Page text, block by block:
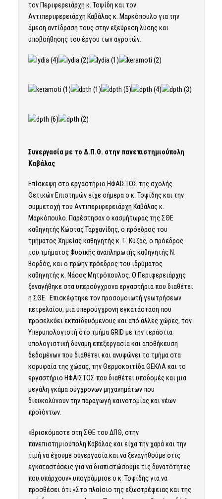
τον Περιφερειάρχη κ. Τοψίδη και τον
Αντιπεριφερειάρχη Καβάλας κ. Μαρκόπουλο για την
άμεση αντίδραση τους στην εξεύρεση λύσης και
υποβοήθησης του έργου των αγροτών.
Συνεργασία με το Δ.Π.Θ. στην πανεπιστημιούπολη
Καβάλας
Επίσκεψη στο εργαστήριο ΗΦΑΙΣΤΟΣ της σχολής
Θετικών Επιστημών είχε σήμερα ο κ. Τοψίδης και την
συμμετοχή του Αντιπεριφερειάρχη Καβάλας κ.
Μαρκόπουλο. Παρέστησαν ο κασμήτωρας της ΣΘΕ
καθηγητής Κώστας Ταρχανίδης, ο πρόεδρος του
τμήματος Χημείας καθηγητής κ. Γ. Κύζας, ο πρόεδρος
του τμήματος Φυσικής αναπληρωτής καθηγητής Ν.
Βορδός, και ο πρώην πρόεδρος του ιδρύματος
καθηγητής κ. Νάσος Μητρόπουλος. Ο Περιφερειάρχης
ξεναγήθηκε στα υπερσύγχρονα εργαστήρια που διαθέτει
η ΣΘΕ. Επισκέφτηκε τον προσομοιωτή γεωτρήσεων
πετρελαίου, μια υπερσύγχρονη εγκατάσταση που
προσελκύει εκπαιδευόμενους και από άλλες χώρες, τον
Υπερυπολογιστή στο τμήμα GRID με την τεράστια
υπολογιστική δύναμη επεξεργασία και αποθήκευση
δεδομένων που διαθέτει και ανυψώνει το τμήμα στα
κορυφαία της χώρας, την Θερμοκοιτίδα ΘΕΚΛΑ και το
εργαστήριο ΗΦΑΙΣΤΟΣ που διαθέτει υποδομές και μια
μεγάλη γκάμα σύγχρονων μηχανημάτων που
διευκολύνουν την παραγωγή καινοτομίας και νέων
προϊόντων.
«Βρισκόμαστε στη ΣΘΕ του ΔΠΘ, στην
πανεπιστημιούπολη Καβάλας και είχα την χαρά και την
τιμή να έχουμε συνεργασία και να ξεναγηθούμε στις
εγκαταστάσεις για να διαπιστώσουμε τις δυνατότητες
που υπάρχουν» υπογράμμισε ο κ. Τοψίδης για να
προσθέσει ότι «Στο πλαίσιο της εξωστρέφειας και της